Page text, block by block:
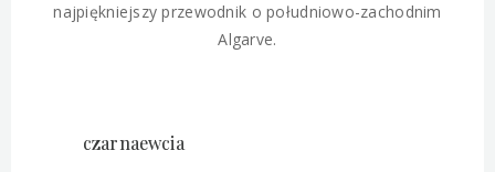
najpiękniejszy przewodnik o południowo-zachodnim
Algarve.
czarnaewcia